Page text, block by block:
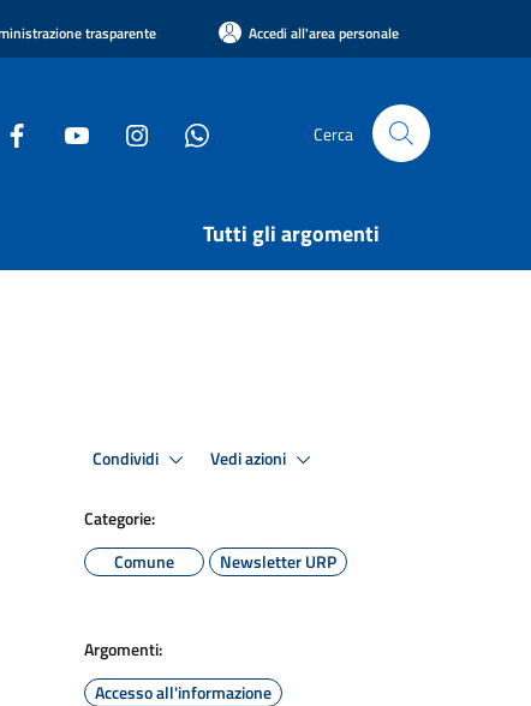
trasparente Accedi all'area personale
Cerca
Tutti gli argomenti
Condividi Vedi azioni
Categorie:
Comune
Newsletter URP
Argomenti:
Accesso all'informazione